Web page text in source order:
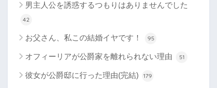
男主人公を誘惑するつもりはありませんでした
42
お父さん、私この結婚イヤです！ 95
オフィーリアが公爵家を離れられない理由 51
彼女が公爵邸に行った理由(完結) 179